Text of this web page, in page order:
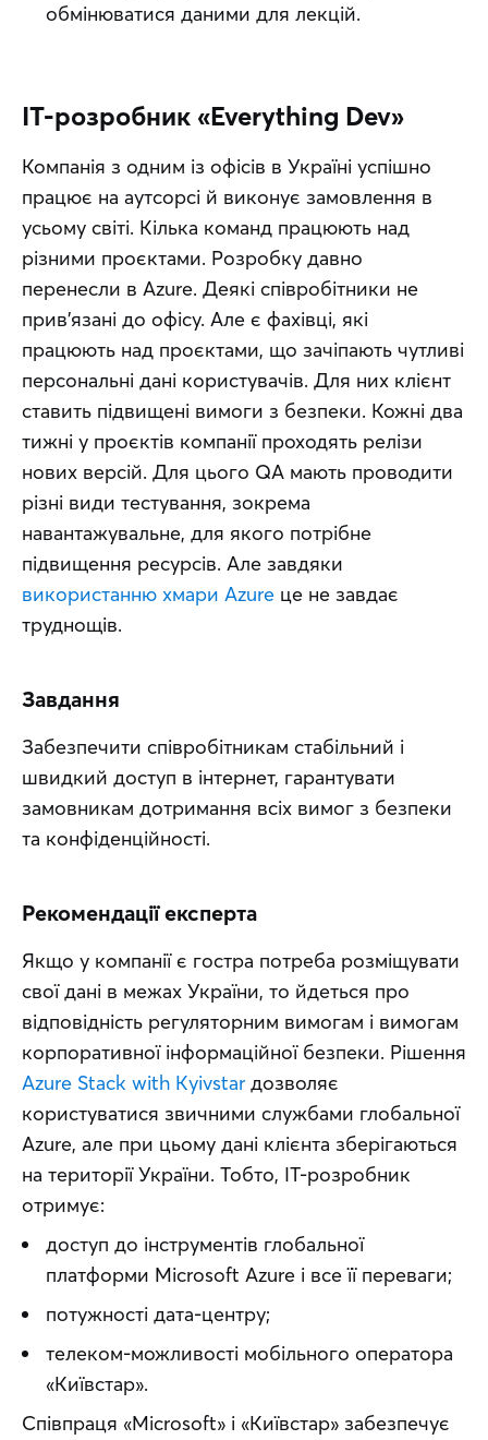
обмінюватися даними для лекцій.
IT-розробник «Everything Dev»
Компанія з одним із офісів в Україні успішно
працює на аутсорсі й виконує замовлення в
усьому світі. Кілька команд працюють над
різними проєктами. Розробку давно
перенесли в Azure. Деякі співробітники не
прив’язані до офісу. Але є фахівці, які
працюють над проєктами, що зачіпають чутливі
персональні дані користувачів. Для них клієнт
ставить підвищені вимоги з безпеки. Кожні два
тижні у проєктів компанії проходять релізи
нових версій. Для цього QA мають проводити
різні види тестування, зокрема
навантажувальне, для якого потрібне
використанню хмари Azure це не завдає
труднощів.
Завдання
Забезпечити співробітникам стабільний і
швидкий доступ в інтернет, гарантувати
замовникам дотримання всіх вимог з безпеки
та конфіденційності.
Рекомендації експерта
Якщо у компанії є гостра потреба розміщувати
свої дані в межах України, то йдеться про
відповідність регуляторним вимогам і вимогам
Azure Stack with Kyivstar дозволяє
користуватися звичними службами глобальної
Azure, але при цьому дані клієнта зберігаються
на території України. Тобто, IT-розробник
отримує:
доступ до інструментів глобальної
платформи Microsoft Azure і все її переваги;
потужності дата-центру;
телеком-можливості мобільного оператора
«Київстар».
Співпраця «Microsoft» і «Київстар» забезпечує